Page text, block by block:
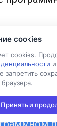
X»»
cookies
cookies.
и
запретить
Принять и